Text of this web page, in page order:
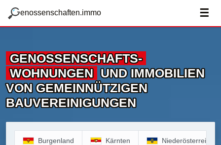
g
enossenschaften.immo ☰
GENOSSENSCHAFTS­
WOHNUNGEN UND IMMOBILIEN
VON GEMEINNÜTZIGEN
BAUVEREINIGUNGEN
Burgenland Kärnten Niederösterreich